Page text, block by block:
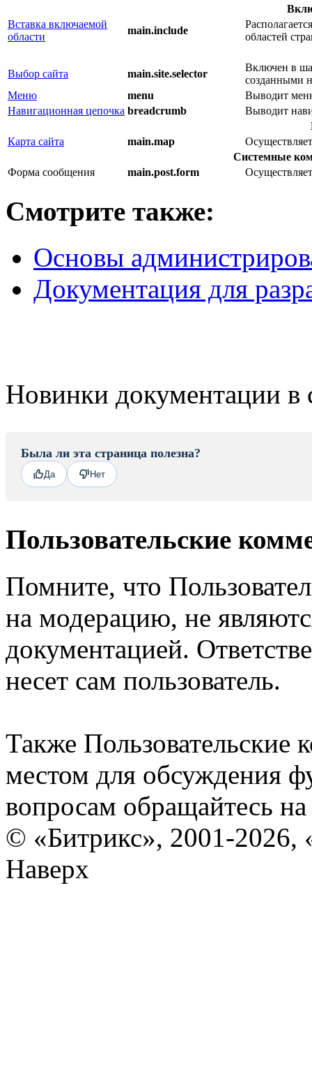
Вставка включаемой
области
main.include
областей
Выбор сайта main.site.selector
Включен в
созданными
Меню
menu
Выводит
Навигационная цепочка breadcrumb
Выводит
Карта сайта
main.map
Системные
Форма сообщения
main.post.form
Смотрите также:
Основы
Документация для
Новинки документации в
Была ли эта страница полезна?
Да Нет
Пользовательские
Помните, что
на модерацию, не
документацией.
несет сам пользователь.
Также Пользовательские
местом для обсуждения
вопросам обращайтесь
© «Битрикс», 2001-2026,
Наверх